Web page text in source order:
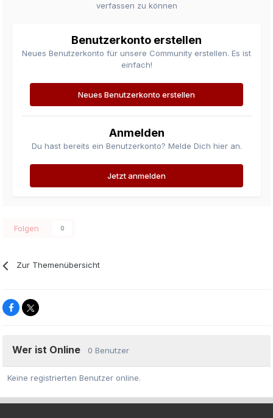
verfassen zu können
Benutzerkonto erstellen
Neues Benutzerkonto für unsere Community erstellen. Es ist
einfach!
Neues Benutzerkonto erstellen
Anmelden
Du hast bereits ein Benutzerkonto? Melde Dich hier an.
Jetzt anmelden
Folgen 0
Zur Themenübersicht
Wer ist Online 0 Benutzer
Keine registrierten Benutzer online.